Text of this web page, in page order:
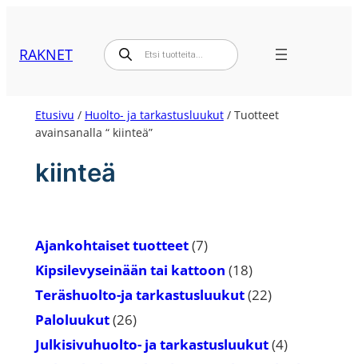
RAKNET Products
search
Etusivu / Huolto- ja tarkastusluukut/ Tuotteet
avainsanalla “ kiinteä”
kiinteä
Ajankohtaiset tuotteet 77
tuotetta
Kipsilevyseinään tai kattoon 1818
tuotetta
Teräshuolto-ja tarkastusluukut 2222
Paloluukut 2626
tuotetta
Julkisivuhuolto- ja tarkastusluukut 44